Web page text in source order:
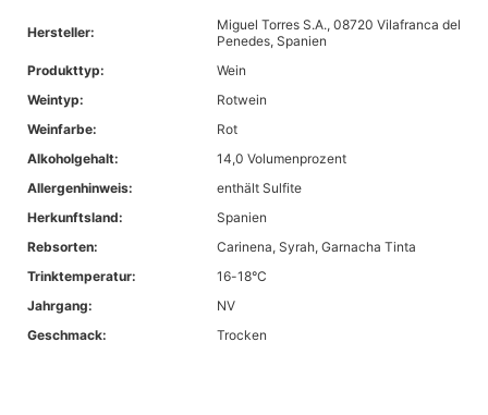
Hersteller:
Miguel Torres S.A., 08720 Vilafranca del
Penedes, Spanien
Produkttyp:
Wein
Weintyp:
Rotwein
Weinfarbe:
Rot
Alkoholgehalt:
14,0 Volumenprozent
Allergenhinweis:
enthält Sulfite
Herkunftsland:
Spanien
Rebsorten:
Carinena, Syrah, Garnacha Tinta
Trinktemperatur:
16-18°C
Jahrgang:
NV
Geschmack:
Trocken